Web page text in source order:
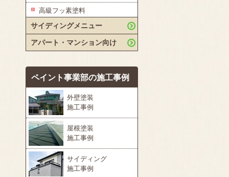
高級フッ素塗料
サイディングメニュー
アパート・マンション向け
ペイント事業部の施工事例
外壁塗装
施工事例
屋根塗装
施工事例
サイディング
施工事例